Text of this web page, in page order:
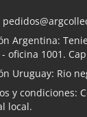
Argentina:
- oficina 1001.
Uruguay: Rio
y condiciones:
local.